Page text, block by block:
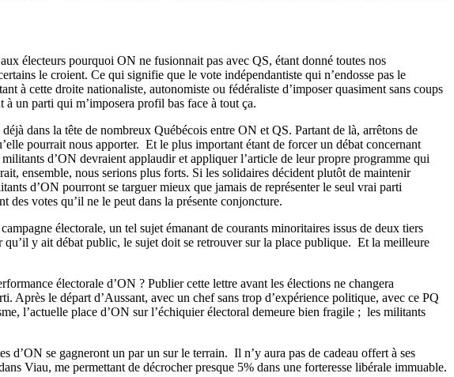
électeurs pourquoi ON ne fusionnait pas avec QS, étant donné toutes nos
le croient. Ce qui signifie que le vote indépendantiste qui n’endosse pas le
à cette droite nationaliste, autonomiste ou fédéraliste d’imposer quasiment sans coups
à un parti qui m’imposera profil bas face à tout ça.
dans la tête de nombreux Québécois entre ON et QS. Partant de là, arrêtons de
pourrait nous apporter. Et le plus important étant de forcer un débat concernant
d’ON devraient applaudir et appliquer l’article de leur propre programme qui
ensemble, nous serions plus forts. Si les solidaires décident plutôt de maintenir
d’ON pourront se targuer mieux que jamais de représenter le seul vrai parti
des votes qu’il ne le peut dans la présente conjoncture.
électorale, un tel sujet émanant de courants minoritaires issus de deux tiers
qu’il y ait débat public, le sujet doit se retrouver sur la place publique. Et la meilleure
électorale d’ON ? Publier cette lettre avant les élections ne changera
Après le départ d’Aussant, avec un chef sans trop d’expérience politique, avec ce PQ
l’actuelle place d’ON sur l’échiquier électoral demeure bien fragile ; les militants
d’ON se gagneront un par un sur le terrain. Il n’y aura pas de cadeau offert à ses
Viau, me permettant de décrocher presque 5% dans une forteresse libérale immuable.